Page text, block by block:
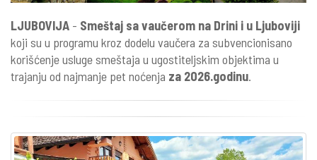
LJUBOVIJA - Smeštaj sa vaučerom na Drini i u Ljuboviji
koji su u programu kroz dodelu vaučera za subvencionisano
korišćenje usluge smeštaja u ugostiteljskim objektima u
trajanju od najmanje pet noćenja za 2026.godinu.